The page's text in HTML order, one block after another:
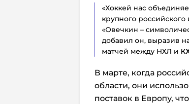
«Хоккей нас
крупного
«Овечкин –
добавил он, выразив
матчей между НХЛ и
В марте, когда
области, они
поставок в Европу,